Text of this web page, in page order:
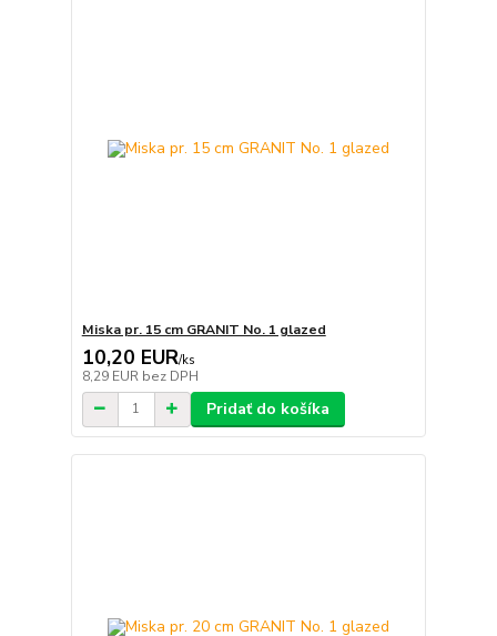
Miska pr. 15 cm GRANIT No. 1 glazed
10,20 EUR/ks
8,29 EUR bez DPH
Pridať do košíka